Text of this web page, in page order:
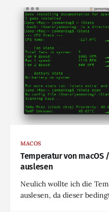
MACOS
Temperatur von macOS
auslesen
Neulich wollte ich die
auslesen, da dieser